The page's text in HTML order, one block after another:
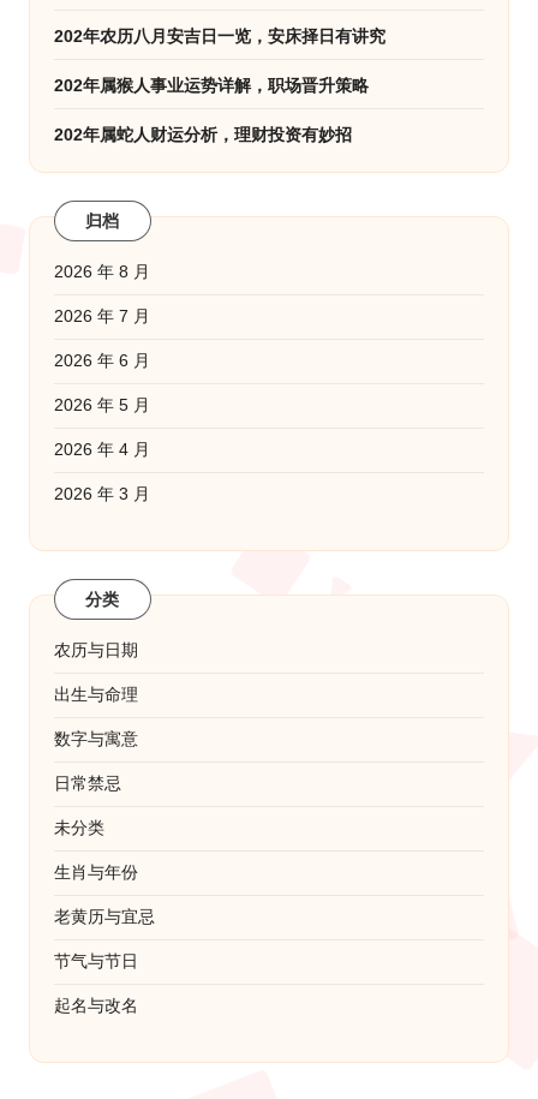
202年农历八月安吉日一览，安床择日有讲究
202年属猴人事业运势详解，职场晋升策略
202年属蛇人财运分析，理财投资有妙招
归档
2026 年 8 月
2026 年 7 月
2026 年 6 月
2026 年 5 月
2026 年 4 月
2026 年 3 月
分类
农历与日期
出生与命理
数字与寓意
日常禁忌
未分类
生肖与年份
老黄历与宜忌
节气与节日
起名与改名